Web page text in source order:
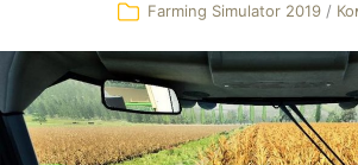
Farming Simulator 2019 /